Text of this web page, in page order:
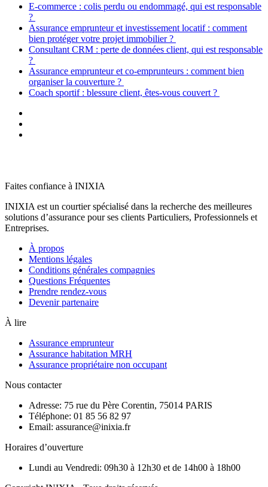
E-commerce : colis perdu ou endommagé, qui est responsable
?
Assurance emprunteur et investissement locatif : comment
bien protéger votre projet immobilier ?
Consultant CRM : perte de données client, qui est responsable
?
Assurance emprunteur et co-emprunteurs : comment bien
organiser la couverture ?
Coach sportif : blessure client, êtes-vous couvert ?
Faites confiance à INIXIA
INIXIA est un courtier spécialisé dans la recherche des meilleures
solutions d’assurance pour ses clients Particuliers, Professionnels et
Entreprises.
À propos
Mentions légales
Conditions générales compagnies
Questions Fréquentes
Prendre rendez-vous
Devenir partenaire
À lire
Assurance emprunteur
Assurance habitation MRH
Assurance propriétaire non occupant
Nous contacter
Adresse: 75 rue du Père Corentin, 75014 PARIS
Téléphone: 01 85 56 82 97
Email: assurance@inixia.fr
Horaires d’ouverture
Lundi au Vendredi: 09h30 à 12h30 et de 14h00 à 18h00